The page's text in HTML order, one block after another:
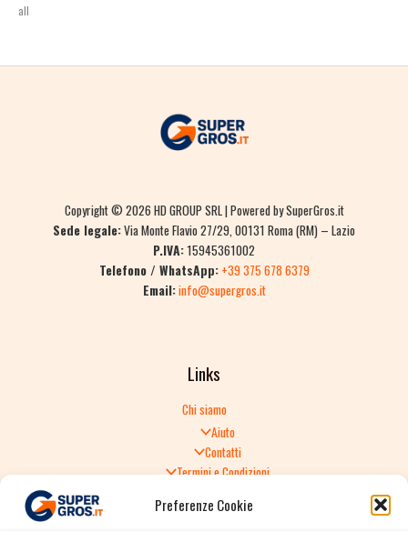
Preferenze Cookie
all
Copyright © 2026 HD GROUP SRL | Powered by SuperGros.it
Sede legale:Via Monte Flavio 27/29, 00131 Roma (RM) – Lazio
P.IVA:15945361002
Telefono / WhatsApp: +39 375 678 6379
Email:info@supergros.it
Links
Chi siamo
Aiuto
Contatti
Termini e Condizioni
Politica di Reso